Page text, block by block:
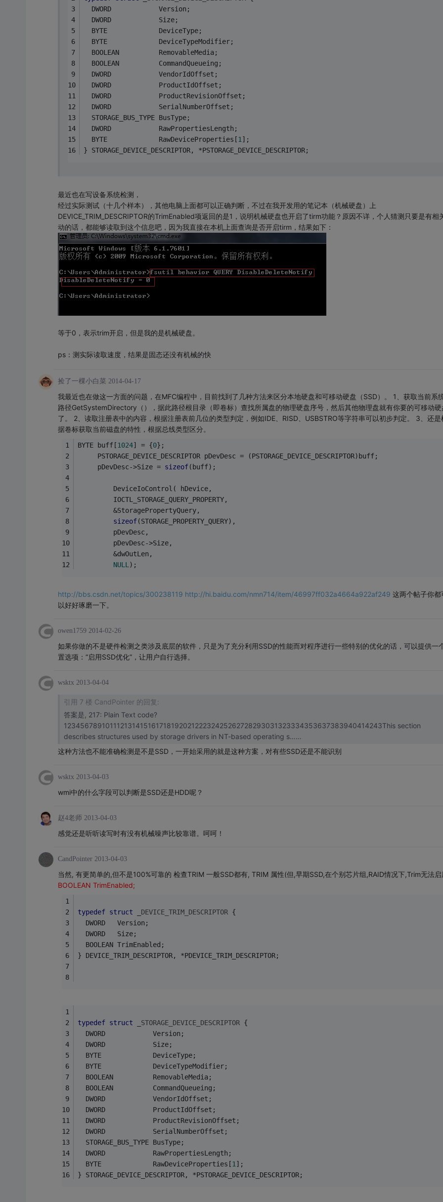
  DWORD            Version;
  DWORD            Size;
  BYTE             DeviceType;
  BYTE             DeviceTypeModifier;
  BOOLEAN          RemovableMedia;
  BOOLEAN          CommandQueueing;
  DWORD            VendorIdOffset;
  DWORD            ProductIdOffset;
  DWORD            ProductRevisionOffset;
  DWORD            SerialNumberOffset;
  STORAGE_BUS_TYPE BusType;
  DWORD            RawPropertiesLength;
  BYTE             RawDeviceProperties[
1 ];
} STORAGE_DEVICE_DESCRIPTOR, *PSTORAGE_DEVICE_DESCRIPTOR;
最近也在写设备系统检测，
经过实际测试（十几个样本），其他电脑上面都可以正确判断，不过在我开发用的笔记本（机械硬盘）上
DEVICE_TRIM_DESCRIPTOR的TrimEnabled项返回的是1，说明机械硬盘也开启了tirm功能？原因不详，个人猜测只要是有相
动的话，都能够读取到这个信息吧，因为我直接在本机上面查询是否开启tirm，结果如下：
等于0，表示trim开启，但是我的是机械硬盘。
ps：测实际读取速度，结果是固态还没有机械的快
捡了一棵小白菜 2014-04-17
我最近也在做这一方面的问题，在MFC编程中，目前找到了几种方法来区分本地硬盘和可移动硬盘（SSD）。 1、获取当前系
路径GetSystemDirectory（），据此路径根目录（即卷标）查找所属盘的物理硬盘序号，然后其他物理盘就有你要的可移动硬
了。 2、读取注册表中的内容，根据注册表前几位的类型判定，例如IDE、RISD、USBSTRO等字符串可以初步判定。 3、还是
据卷标获取当前磁盘的特性，根据总线类型区分。
BYTE buff[1024] = {0};
	 PSTORAGE_DEVICE_DESCRIPTOR pDevDesc = (PSTORAGE_DEVICE_DESCRIPTOR)buff;
	 pDevDesc->Size =
sizeof(buff);
         DeviceIoControl( hDevice,
		 IOCTL_STORAGE_QUERY_PROPERTY,
		 &StoragePropertyQuery,
sizeof(STORAGE_PROPERTY_QUERY),
		 pDevDesc,
		 pDevDesc->Size,
		 &dwOutLen,
NULL );
http://bbs.csdn.net/topics/300238119 http://hi.baidu.com/nmn714/item/46997ff032a4664a922af249 这两个帖子你都
以好好琢磨一下。
owen1759 2014-02-26
如果你做的不是硬件检测之类涉及底层的软件，只是为了充分利用SSD的性能而对程序进行一些特别的优化的话，可以提供一
置选项：“启用SSD优化”，让用户自行选择。
wsktx 2013-04-04
引用 7 楼 CandPointer 的回复:
答案是, 217: Plain Text code?
12345678910111213141516171819202122232425262728293031323334353637383940414243This section
describes structures used by storage drivers in NT-based operating s……
这种方法也不能准确检测是不是SSD，一开始采用的就是这种方案，对有些SSD还是不能识别
wsktx 2013-04-03
wmi中的什么字段可以判断是SSD还是HDD呢？
赵4老师 2013-04-03
感觉还是听听读写时有没有机械噪声比较靠谱。呵呵！
CandPointer 2013-04-03
当然, 有更简单的,但不是100%可靠的 检查TRIM 一般SSD都有, TRIM 属性(但,早期SSD,在个别芯片组,RAID情况下,Trim无法启
BOOLEAN TrimEnabled;
typedef struct DEVICE_TRIM_DESCRIPTOR {
  DWORD   Version;
  DWORD   Size;
  BOOLEAN TrimEnabled;
} DEVICE_TRIM_DESCRIPTOR, *PDEVICE_TRIM_DESCRIPTOR;
typedef struct STORAGE_DEVICE_DESCRIPTOR {
  DWORD            Version;
  DWORD            Size;
  BYTE             DeviceType;
  BYTE             DeviceTypeModifier;
  BOOLEAN          RemovableMedia;
  BOOLEAN          CommandQueueing;
  DWORD            VendorIdOffset;
  DWORD            ProductIdOffset;
  DWORD            ProductRevisionOffset;
  DWORD            SerialNumberOffset;
  STORAGE_BUS_TYPE BusType;
  DWORD            RawPropertiesLength;
  BYTE             RawDeviceProperties[
1 ];
} STORAGE_DEVICE_DESCRIPTOR, *PSTORAGE_DEVICE_DESCRIPTOR;